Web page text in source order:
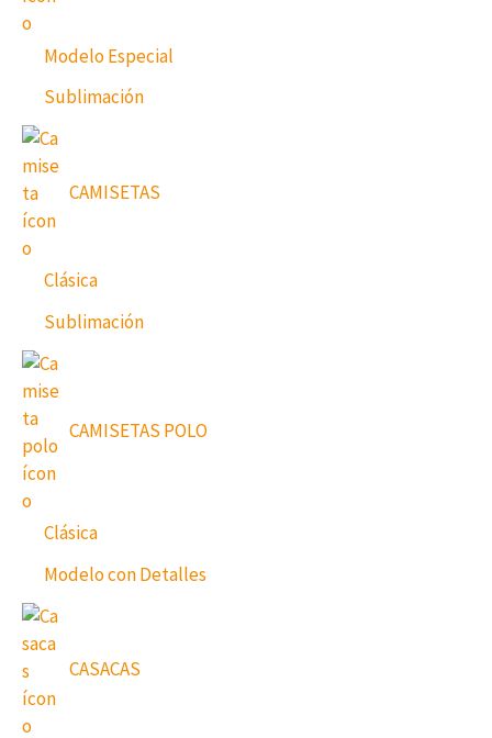
Modelo Especial
Sublimación
CAMISETAS
Clásica
Sublimación
CAMISETAS POLO
Clásica
Modelo con Detalles
CASACAS